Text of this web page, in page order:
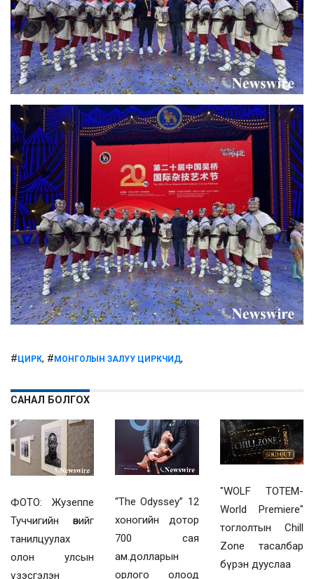
# ЦИРК, # МОНГОЛЫН ЗАЛУУ ЦИРКЧИД,
САНАЛ БОЛГОХ
ФОТО: Жузеппе
Туччигийн өвийг
танилцуулах
олон улсын
үзэсгэлэн
“The Odyssey” 12
хоногийн дотор
700 сая
ам.долларын
орлого олоод
"WOLF TOTEM-
World Premiere"
тоглолтын Chill
Zone тасалбар
бүрэн дууслаа